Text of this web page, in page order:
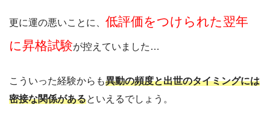
更に運の悪いことに、 低評価をつけられた翌年
に昇格試験が控えていました…
こういった経験からも異動の頻度と出世のタイミングには
密接な関係があるといえるでしょう。